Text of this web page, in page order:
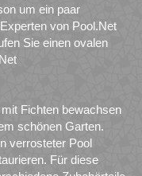
um ein paar
von Pool.Net
Sie einen ovalen
Fichten bewachsen
schönen Garten.
verrosteter Pool
Für diese